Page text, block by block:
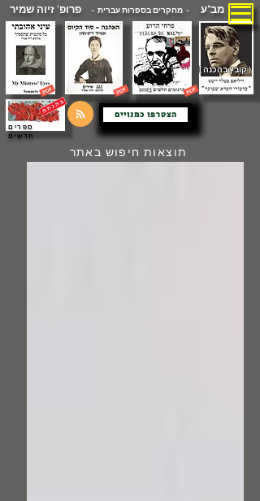
מב"ע - מחקרים בספרות עברית -פרופ' זיוה שמיר
( קובץ בהכנה )
הצטרפו כמנויים
ספרים
חדשים
תוצאות חיפוש באתר